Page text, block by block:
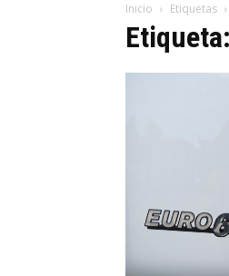
Inicio Etiquetas